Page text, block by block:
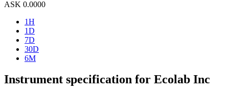
ASK 0.0000
1H
1D
7D
30D
6M
Instrument specification for Ecolab Inc